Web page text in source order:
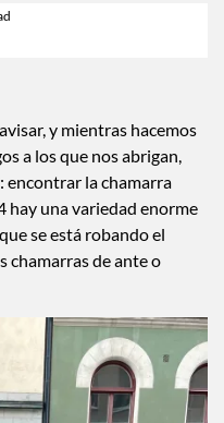
y mientras hacemos
a los que nos abrigan,
encontrar la chamarra
una variedad enorme
se está robando el
de ante o